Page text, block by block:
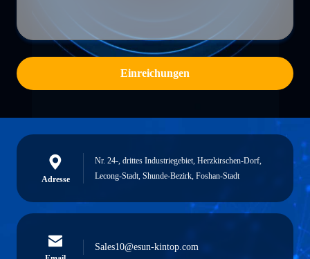
Einreichungen
Adresse
Nr. 24-, drittes Industriegebiet, Herzkirschen-Dorf,
Lecong-Stadt, Shunde-Bezirk, Foshan-Stadt
Sales10@esun-kintop.com